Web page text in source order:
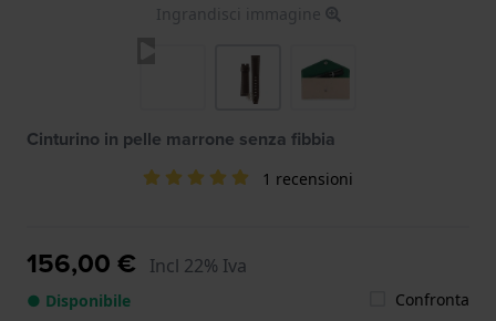
Ingrandisci immagine
Cinturino in pelle marrone senza fibbia
1 recensioni
156,00 € Incl 22% Iva
● Disponibile Confronta